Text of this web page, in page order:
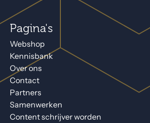
Pagina's
Webshop
Kennisbank
Over ons
Contact
Partners
Samenwerken
Content schrijver worden